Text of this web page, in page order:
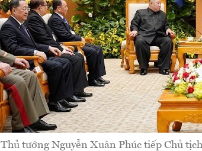
Thủ tướng Nguyễn Xuân Phúc tiếp Chủ